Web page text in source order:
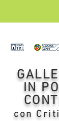
IN
con